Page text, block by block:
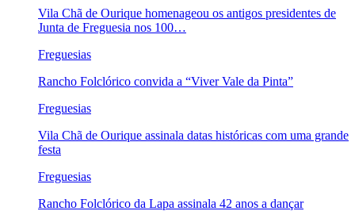
Vila Chã de Ourique homenageou os antigos presidentes de
Junta de Freguesia nos 100…
Freguesias
Rancho Folclórico convida a “Viver Vale da Pinta”
Freguesias
Vila Chã de Ourique assinala datas históricas com uma grande
festa
Freguesias
Rancho Folclórico da Lapa assinala 42 anos a dançar